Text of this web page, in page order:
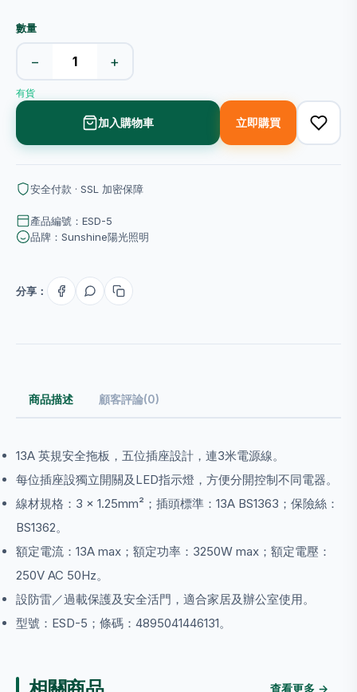
數量
− +
有貨
加入購物車 立即購買
安全付款 · SSL 加密保障
產品編號：ESD-5
品牌：Sunshine陽光照明
分享：
商品描述 顧客評論(0)
13A 英規安全拖板，五位插座設計，連3米電源線。
每位插座設獨立開關及LED指示燈，方便分開控制不同電器。
線材規格：3 × 1.25mm²；插頭標準：13A BS1363；保險絲：
BS1362。
額定電流：13A max；額定功率：3250W max；額定電壓：
250V AC 50Hz。
設防雷／過載保護及安全活門，適合家居及辦公室使用。
型號：ESD-5；條碼：4895041446131。
查看更多 →